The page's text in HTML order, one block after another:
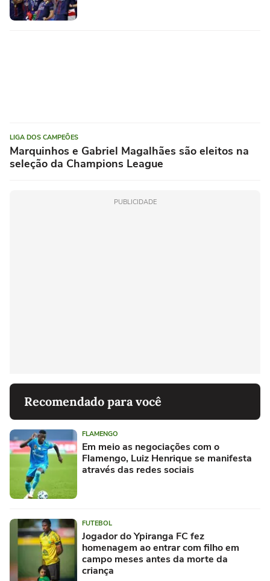
LIGA DOS CAMPEÕES
Marquinhos e Gabriel Magalhães são eleitos na
seleção da Champions League
PUBLICIDADE
Recomendado para você
FLAMENGO
Em meio as negociações com o
Flamengo, Luiz Henrique se manifesta
através das redes sociais
FUTEBOL
Jogador do Ypiranga FC fez
homenagem ao entrar com filho em
campo meses antes da morte da
criança